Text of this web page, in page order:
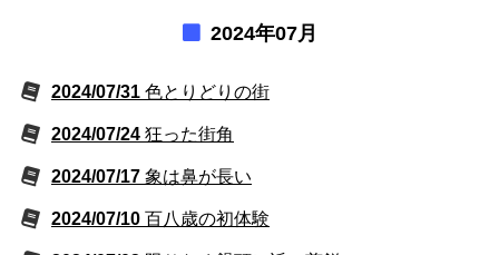
2024年07月
2024/07/31 色とりどりの街
2024/07/24 狂った街角
2024/07/17 象は鼻が長い
2024/07/10 百八歳の初体験